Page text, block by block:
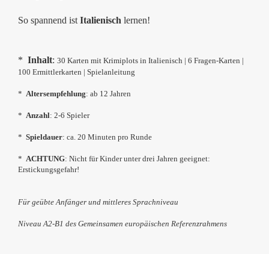
So spannend ist Italienisch lernen!
* Inhalt: 30 Karten mit Krimiplots in Italienisch | 6 Fragen-Karten |
100 Ermittlerkarten | Spielanleitung
* Altersempfehlung: ab 12 Jahren
* Anzahl: 2-6 Spieler
* Spieldauer: ca. 20 Minuten pro Runde
* ACHTUNG: Nicht für Kinder unter drei Jahren geeignet:
Erstickungsgefahr!
Für geübte Anfänger und mittleres Sprachniveau
Niveau A2-B1 des Gemeinsamen europäischen Referenzrahmens